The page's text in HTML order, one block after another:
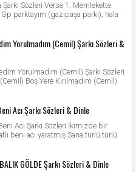
Sözleri Verse 1: Memlekette
parktayım (gazipaşa parkı), hala
Yorulmadım (Cemil) Şarkı Sözleri &
Yorulmadım (Cemil) Şarkı Sözleri
Boş Yere Kırılmadım (Cemil)
Acı Şarkı Sözleri & Dinle
Acı Şarkı Sözleri İkimizde bir
beni acı yaratmış Sana türlü türlü
GÖLDE Şarkı Sözleri & Dinle